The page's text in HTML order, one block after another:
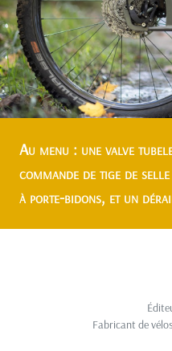
Au menu : une valve
commande de tige de
à porte-bidons, et un
Fabricant de